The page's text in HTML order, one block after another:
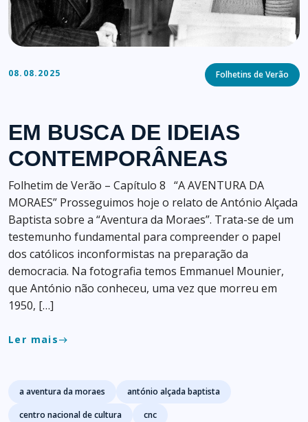
08.08.2025 Categories
Folhetins de Verão
EM BUSCA DE IDEIAS
CONTEMPORÂNEAS
Folhetim de Verão – Capítulo 8 “A AVENTURA DA
MORAES” Prosseguimos hoje o relato de António Alçada
Baptista sobre a “Aventura da Moraes”. Trata-se de um
testemunho fundamental para compreender o papel
dos católicos inconformistas na preparação da
democracia. Na fotografia temos Emmanuel Mounier,
que António não conheceu, uma vez que morreu em
1950, […]
Ler maiseast
Tags
a aventura da moraes
antónio alçada baptista
centro nacional de cultura
cnc